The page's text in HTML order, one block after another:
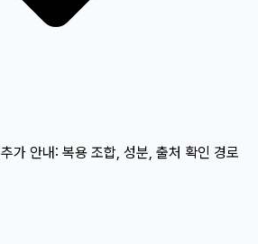
추가 안내: 복용 조합, 성분, 출처 확인 경로